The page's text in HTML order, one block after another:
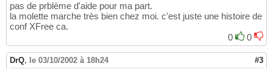
pas de prblème d'aide pour ma part.
la molette marche très bien chez moi. c'est juste une histoire de
conf XFree ca.
0
0
DrQ, le 03/10/2002 à 18h24 #3